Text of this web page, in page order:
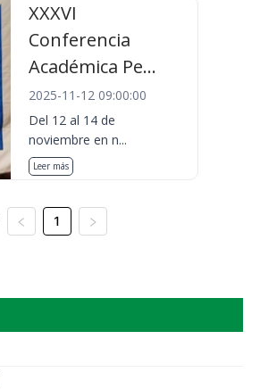
XXXVI
Conferencia
Académica Pe...
2025-11-12 09:00:00
Del 12 al 14 de
noviembre en n...
Leer más
1